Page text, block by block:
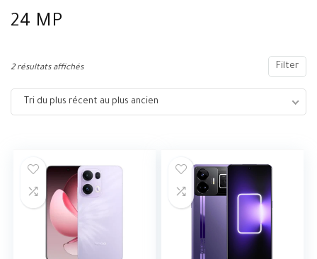
24 MP
Filter
2 résultats affichés
Tri du plus récent au plus ancien